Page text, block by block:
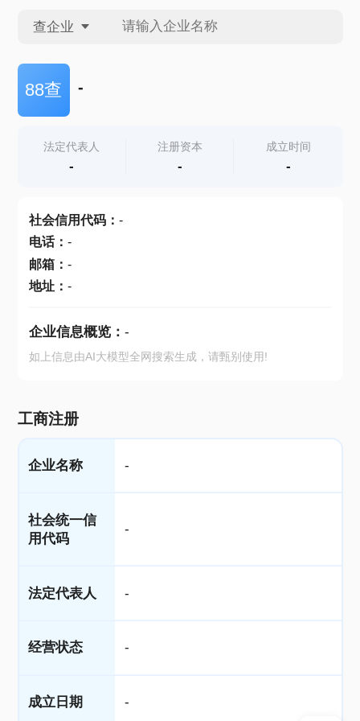
查企业
查企业
查产地
88查 -
法定代表人
-
注册资本
-
成立时间
-
社会信用代码： -
电话： -
邮箱： -
地址： -
企业信息概览： -
如上信息由AI大模型全网搜索生成，请甄别使用!
工商注册
企业名称 -
社会统一信
用代码
-
法定代表人 -
经营状态 -
成立日期 -